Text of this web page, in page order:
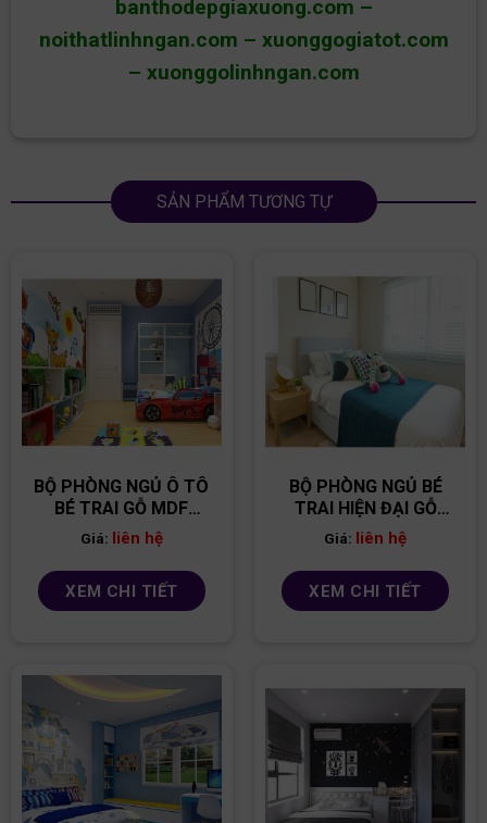
banthodepgiaxuong.com –
noithatlinhngan.com – xuonggogiatot.com
– xuonggolinhngan.com
SẢN PHẨM TƯƠNG TỰ
BỘ PHÒNG NGỦ Ô TÔ
BÉ TRAI GỖ MDF
PNBT11
Giá: liên hệ
XEM CHI TIẾT
BỘ PHÒNG NGỦ BÉ
TRAI HIỆN ĐẠI GỖ
MDF PNBT09
Giá: liên hệ
XEM CHI TIẾT